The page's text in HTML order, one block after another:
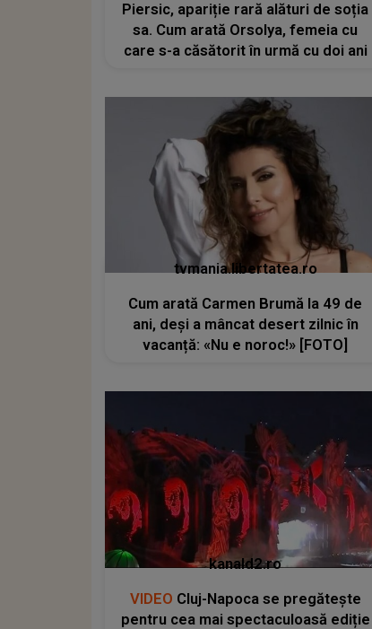
Piersic, apariție rară alături de soția
sa. Cum arată Orsolya, femeia cu
care s-a căsătorit în urmă cu doi ani
tvmania.libertatea.ro
Cum arată Carmen Brumă la 49 de
ani, deși a mâncat desert zilnic în
vacanță: «Nu e noroc!» [FOTO]
kanald2.ro
VIDEO Cluj-Napoca se pregătește
pentru cea mai spectaculoasă ediție